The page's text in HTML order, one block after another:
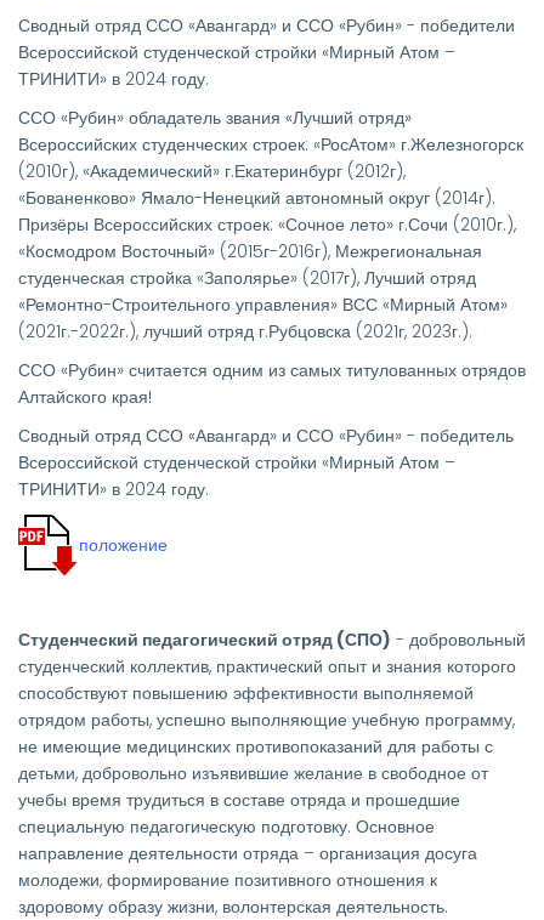
Сводный отряд ССО «Авангард» и ССО «Рубин» - победители
Всероссийской студенческой стройки «Мирный Атом –
ТРИНИТИ» в 2024 году.
ССО «Рубин» обладатель звания «Лучший отряд»
Всероссийских студенческих строек: «РосАтом» г.Железногорск
(2010г), «Академический» г.Екатеринбург (2012г),
«Бованенково» Ямало-Ненецкий автономный округ (2014г).
Призёры Всероссийских строек: «Сочное лето» г.Сочи (2010г.),
«Космодром Восточный» (2015г-2016г), Межрегиональная
студенческая стройка «Заполярье» (2017г), Лучший отряд
«Ремонтно-Строительного управления» ВСС «Мирный Атом»
(2021г.-2022г.), лучший отряд г.Рубцовска (2021г, 2023г.).
ССО «Рубин» считается одним из самых титулованных отрядов
Алтайского края!
Сводный отряд ССО «Авангард» и ССО «Рубин» - победитель
Всероссийской студенческой стройки «Мирный Атом –
ТРИНИТИ» в 2024 году.
положение
Студенческий педагогический отряд (СПО) - добровольный
студенческий коллектив, практический опыт и знания которого
способствуют повышению эффективности выполняемой
отрядом работы, успешно выполняющие учебную программу,
не имеющие медицинских противопоказаний для работы с
детьми, добровольно изъявившие желание в свободное от
учебы время трудиться в составе отряда и прошедшие
специальную педагогическую подготовку. Основное
направление деятельности отряда – организация досуга
молодежи, формирование позитивного отношения к
здоровому образу жизни, волонтерская деятельность.